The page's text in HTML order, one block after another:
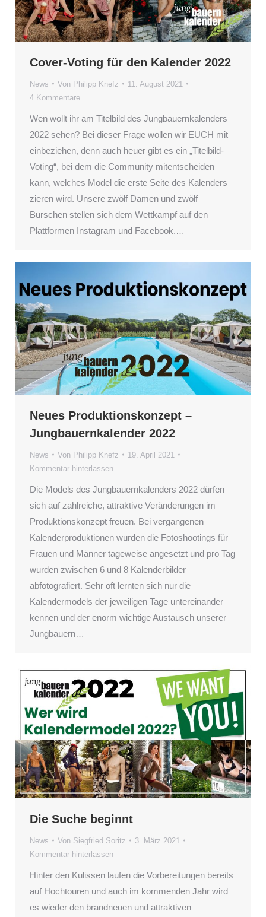
Cover-Voting für den Kalender 2022
News Von Philipp Knefz
11. August 2021
4 Kommentare
Wen wollt ihr am Titelbild des Jungbauernkalenders
2022 sehen? Bei dieser Frage wollen wir EUCH mit
einbeziehen, denn auch heuer gibt es ein „Titelbild-
Voting“, bei dem die Community mitentscheiden
kann, welches Model die erste Seite des Kalenders
zieren wird. Unsere zwölf Damen und zwölf
Burschen stellen sich dem Wettkampf auf den
Plattformen Instagram und Facebook.…
Neues Produktionskonzept –
Jungbauernkalender 2022
News Von Philipp Knefz
19. April 2021
Kommentar hinterlassen
Die Models des Jungbauernkalenders 2022 dürfen
sich auf zahlreiche, attraktive Veränderungen im
Produktionskonzept freuen. Bei vergangenen
Kalenderproduktionen wurden die Fotoshootings für
Frauen und Männer tageweise angesetzt und pro Tag
wurden zwischen 6 und 8 Kalenderbilder
abfotografiert. Sehr oft lernten sich nur die
Kalendermodels der jeweiligen Tage untereinander
kennen und der enorm wichtige Austausch unserer
Jungbauern…
Die Suche beginnt
News Von Siegfried Soritz
3. März 2021
Kommentar hinterlassen
Hinter den Kulissen laufen die Vorbereitungen bereits
auf Hochtouren und auch im kommenden Jahr wird
es wieder den brandneuen und attraktiven